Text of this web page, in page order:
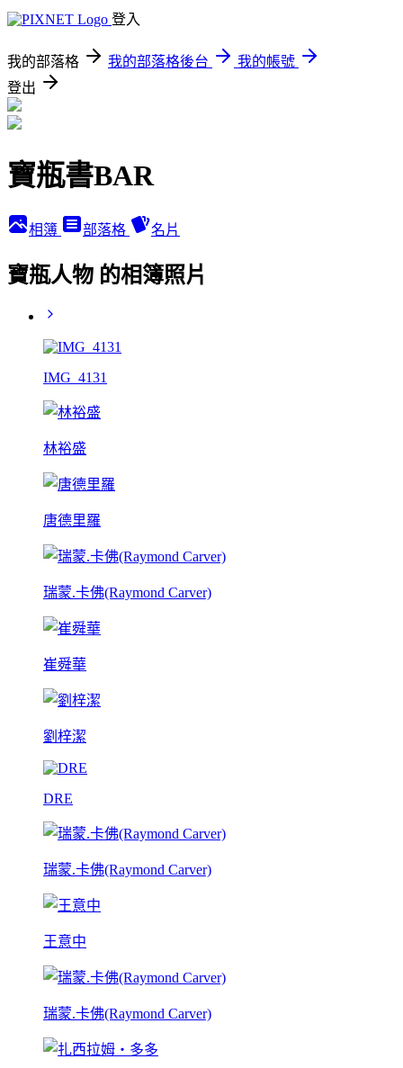
登入
我的部落格 我的部落格後台
我的帳號
登出
寶瓶書BAR
相簿 部落格 名片
寶瓶人物 的相簿照片
IMG_4131
林裕盛
唐德里羅
瑞蒙.卡佛(Raymond Carver)
崔舜華
劉梓潔
DRE
瑞蒙.卡佛(Raymond Carver)
王意中
瑞蒙.卡佛(Raymond Carver)